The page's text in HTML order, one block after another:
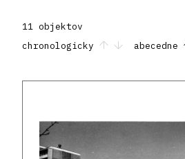
11 objektov
chronologicky
abecedne